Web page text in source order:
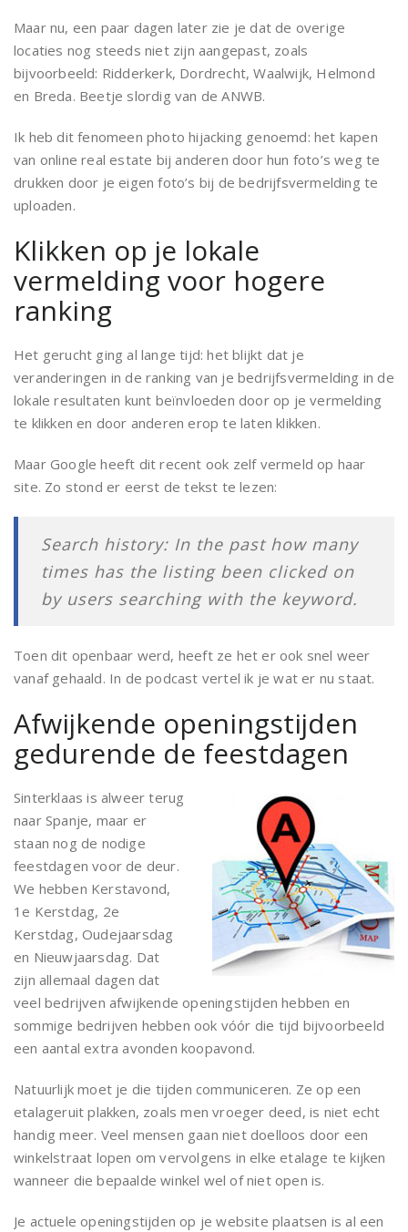
Maar nu, een paar dagen later zie je dat de overige
locaties nog steeds niet zijn aangepast, zoals
bijvoorbeeld: Ridderkerk, Dordrecht, Waalwijk, Helmond
en Breda. Beetje slordig van de ANWB.
Ik heb dit fenomeen photo hijacking genoemd: het kapen
van online real estate bij anderen door hun foto’s weg te
drukken door je eigen foto’s bij de bedrijfsvermelding te
uploaden.
Klikken op je lokale
vermelding voor hogere
ranking
Het gerucht ging al lange tijd: het blijkt dat je
veranderingen in de ranking van je bedrijfsvermelding in de
lokale resultaten kunt beïnvloeden door op je vermelding
te klikken en door anderen erop te laten klikken.
Maar Google heeft dit recent ook zelf vermeld op haar
site. Zo stond er eerst de tekst te lezen:
Search history: In the past how many
times has the listing been clicked on
by users searching with the keyword.
Toen dit openbaar werd, heeft ze het er ook snel weer
vanaf gehaald. In de podcast vertel ik je wat er nu staat.
Afwijkende openingstijden
gedurende de feestdagen
Sinterklaas is alweer terug
naar Spanje, maar er
staan nog de nodige
feestdagen voor de deur.
We hebben Kerstavond,
1e Kerstdag, 2e
Kerstdag, Oudejaarsdag
en Nieuwjaarsdag. Dat
zijn allemaal dagen dat
veel bedrijven afwijkende openingstijden hebben en
sommige bedrijven hebben ook vóór die tijd bijvoorbeeld
een aantal extra avonden koopavond.
Natuurlijk moet je die tijden communiceren. Ze op een
etalageruit plakken, zoals men vroeger deed, is niet echt
handig meer. Veel mensen gaan niet doelloos door een
winkelstraat lopen om vervolgens in elke etalage te kijken
wanneer die bepaalde winkel wel of niet open is.
Je actuele openingstijden op je website plaatsen is al een